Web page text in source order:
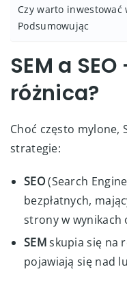
Czy warto inwestować
Podsumowując
SEM a
różnica?
Choć często mylone,
strategie:
SEO(Search
bezpłatnych,
strony w wynikach
SEMskupia się na
pojawiają się nad